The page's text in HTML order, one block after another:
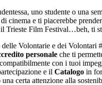
uno studente o una
cinema e ti piacerebbe
Trieste Film Festival…beh, ti
delle Volontarie e dei Volontari
personale che ti
con i tuoi
e il Catalogo in
certa attenzione alla